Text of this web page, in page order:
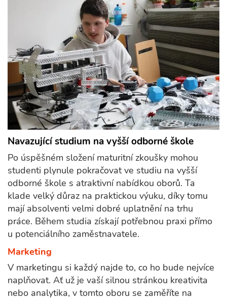
Navazující studium na vyšší odborné škole
Po úspěšném složení maturitní zkoušky mohou
studenti plynule pokračovat ve studiu na vyšší
odborné škole s atraktivní nabídkou oborů. Ta
klade velký důraz na praktickou výuku, díky tomu
mají absolventi velmi dobré uplatnění na trhu
práce. Během studia získají potřebnou praxi přímo
u potenciálního zaměstnavatele.
Marketing
V marketingu si každý najde to, co ho bude nejvíce
naplňovat. Ať už je vaší silnou stránkou kreativita
nebo analytika, v tomto oboru se zaměříte na